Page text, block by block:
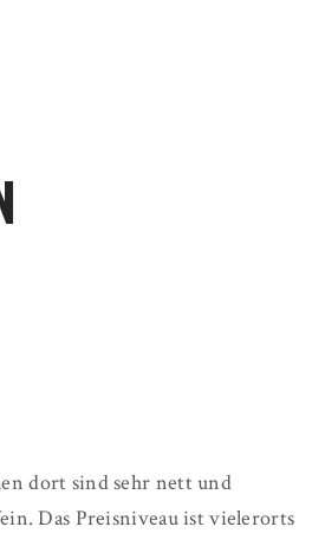
dort sind sehr nett und
Das Preisniveau ist vielerorts